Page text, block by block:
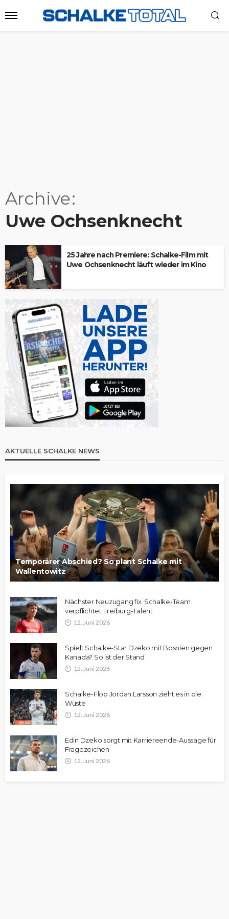
Archive
Uwe Ochsenknecht
25 Jahre nach Premiere: Schalke-Film mit
Uwe Ochsenknecht läuft wieder im Kino
AKTUELLE SCHALKE NEWS
Temporärer Abschied? So plant Schalke mit
Wallentowitz
Nächster Neuzugang fix: Schalke-Team
verpflichtet Freiburg-Talent
12. Juni 2026
Spielt Schalke-Star Dzeko mit Bosnien gegen
Kanada? So ist der Stand
12. Juni 2026
Schalke-Flop Jordan Larsson zieht es in die
Wüste
12. Juni 2026
Edin Dzeko sorgt mit Karriereende-Aussage für
Fragezeichen
12. Juni 2026